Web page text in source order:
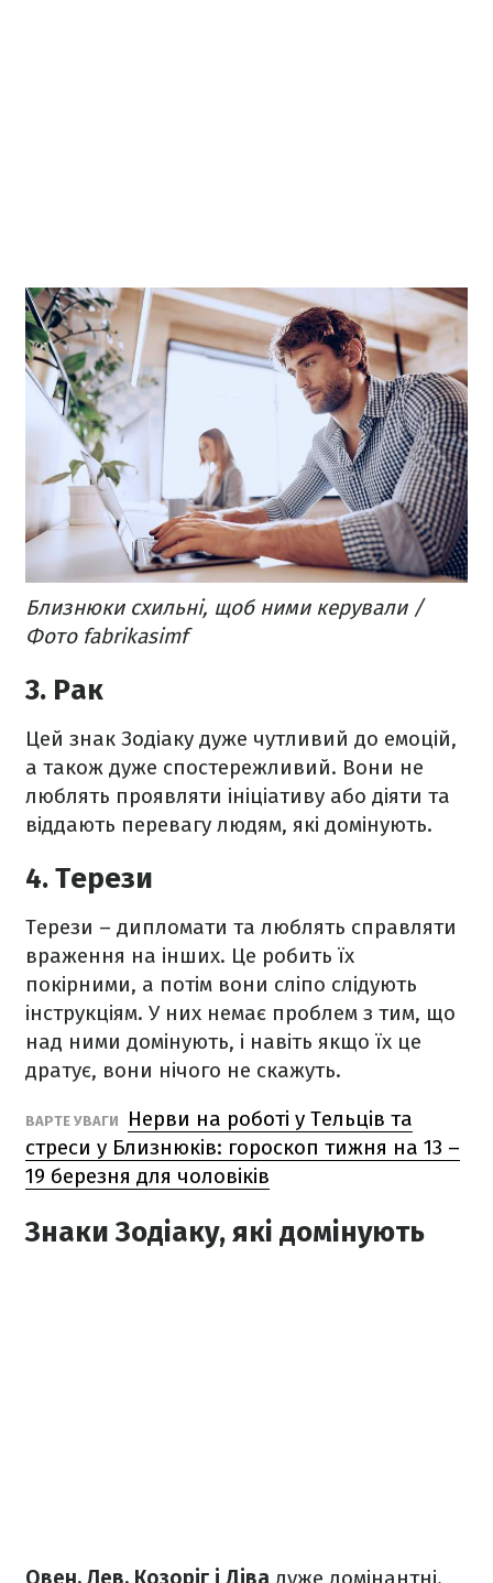
Близнюки схильні, щоб ними керували /
Фото fabrikasimf
3. Рак
Цей знак Зодіаку дуже чутливий до емоцій,
а також дуже спостережливий. Вони не
люблять проявляти ініціативу або діяти та
віддають перевагу людям, які домінують.
4. Терези
Терези – дипломати та люблять справляти
враження на інших. Це робить їх
покірними, а потім вони сліпо слідують
інструкціям. У них немає проблем з тим, що
над ними домінують, і навіть якщо їх це
дратує, вони нічого не скажуть.
ВАРТЕ УВАГИ
Нерви на роботі у Тельців та
стреси у Близнюків: гороскоп тижня на 13 –
19 березня для чоловіків
Знаки Зодіаку, які домінують